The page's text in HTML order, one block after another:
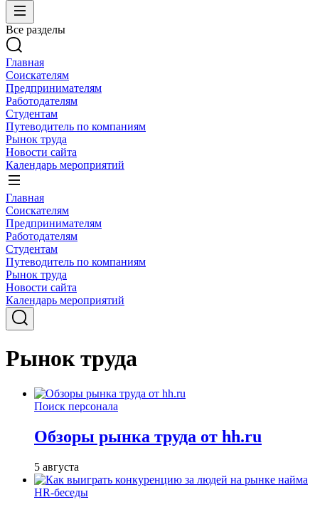
Все разделы
Главная
Соискателям
Предпринимателям
Работодателям
Студентам
Путеводитель по компаниям
Рынок труда
Новости сайта
Календарь мероприятий
Главная
Соискателям
Предпринимателям
Работодателям
Студентам
Путеводитель по компаниям
Рынок труда
Новости сайта
Календарь мероприятий
Рынок труда
Поиск персонала
Обзоры рынка труда от hh.ru
5 августа
HR-беседы